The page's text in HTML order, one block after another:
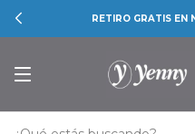
RETIRO GRATIS EN